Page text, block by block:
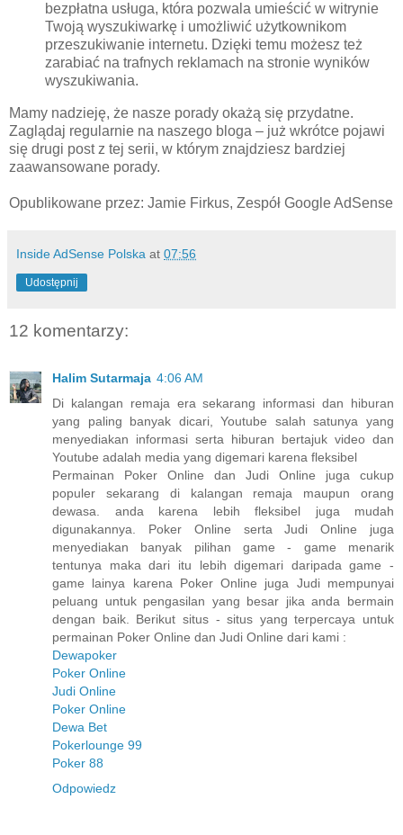
bezpłatna usługa, która pozwala umieścić w witrynie
Twoją wyszukiwarkę i umożliwić użytkownikom
przeszukiwanie internetu. Dzięki temu możesz też
zarabiać na trafnych reklamach na stronie wyników
wyszukiwania.
Mamy nadzieję, że nasze porady okażą się przydatne.
Zaglądaj regularnie na naszego bloga – już wkrótce pojawi
się drugi post z tej serii, w którym znajdziesz bardziej
zaawansowane porady.
Opublikowane przez: Jamie Firkus, Zespół Google AdSense
Inside AdSense Polska at 07:56
Udostępnij
12 komentarzy:
Halim Sutarmaja 4:06 AM
Di kalangan remaja era sekarang informasi dan hiburan
yang paling banyak dicari, Youtube salah satunya yang
menyediakan informasi serta hiburan bertajuk video dan
Youtube adalah media yang digemari karena fleksibel
Permainan Poker Online dan Judi Online juga cukup
populer sekarang di kalangan remaja maupun orang
dewasa. anda karena lebih fleksibel juga mudah
digunakannya. Poker Online serta Judi Online juga
menyediakan banyak pilihan game - game menarik
tentunya maka dari itu lebih digemari daripada game -
game lainya karena Poker Online juga Judi mempunyai
peluang untuk pengasilan yang besar jika anda bermain
dengan baik. Berikut situs - situs yang terpercaya untuk
permainan Poker Online dan Judi Online dari kami :
Dewapoker
Poker Online
Judi Online
Poker Online
Dewa Bet
Pokerlounge 99
Poker 88
Odpowiedz